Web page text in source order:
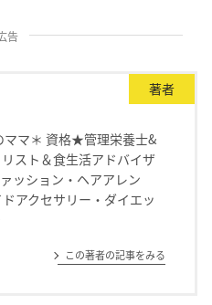
告
著者
ママ＊ 資格★管理栄養士&
スト＆食生活アドバイザ
ッション・ヘアアレン
アクセサリー・ダイエッ
この著者の記事をみる